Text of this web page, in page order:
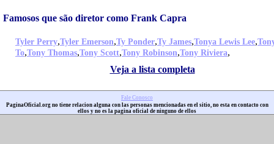
Famosos que são diretor como Frank Capra
Tyler Perry,Tyler Emerson,Ty Ponder,Ty James,Tonya Lewis Lee,
To,Tony Thomas,Tony Scott,Tony Robinson,Tony Riviera,
Veja a lista completa
Fale Conosco
PaginaOficial.org no tiene relacion alguna con las personas mencionadas en el sitio, no esta en contacto con
ellos y no es la pagina oficial de ninguno de ellos